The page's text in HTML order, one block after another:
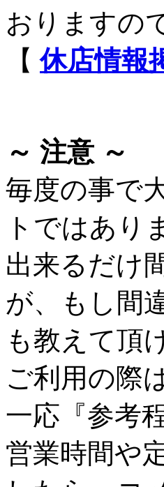
おりますの
【休店情報
～ 注意 ～
毎度の事で
トではあり
出来るだけ
が、もし間
も教えて頂
ご利用の際
一応『参考
営業時間や